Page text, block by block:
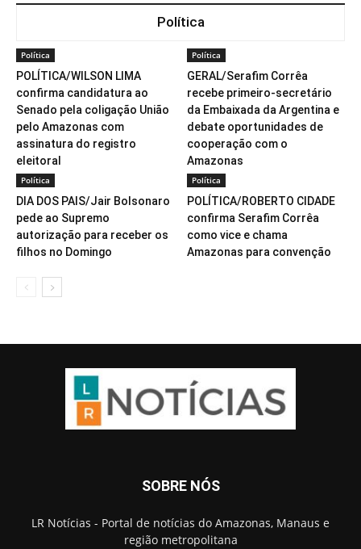
Política
Política
POLÍTICA/WILSON LIMA
confirma candidatura ao
Senado pela coligação União
pelo Amazonas com
assinatura do registro
eleitoral
Política
GERAL/Serafim Corrêa
recebe primeiro-secretário
da Embaixada da Argentina e
debate oportunidades de
cooperação com o
Amazonas
Política
DIA DOS PAIS/Jair Bolsonaro
pede ao Supremo
autorização para receber os
filhos no Domingo
Política
POLÍTICA/ROBERTO CIDADE
confirma Serafim Corrêa
como vice e chama
Amazonas para convenção
SOBRE NÓS
LR Notícias - Portal de notícias do Amazonas, Manaus e
região metropolitana